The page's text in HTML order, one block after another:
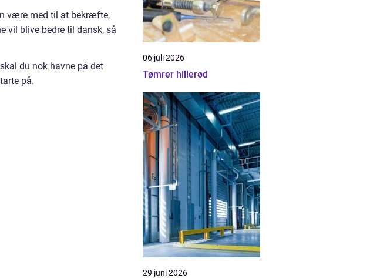
være med til at bekræfte,
vil blive bedre til dansk, så
du nok havne på det
på.
06 juli 2026
Tømrer hillerød
29 juni 2026